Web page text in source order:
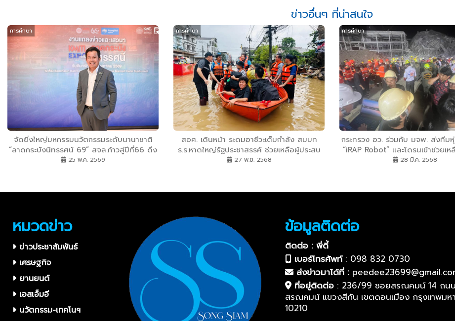
ข่าวอื่นๆ ที่น่าสนใจ
การศึกษา
จัดยิ่งใหญ่มหกรรมนวัตกรรมระดับนานาชาติ
“ลาดกระบังนิทรรศน์ 69” สจล.ก้าวสู่ปีที่66 ดึง
เครือข่ายระดับโลก เปิดพาวิลเลียน AI อวกาศ
ได้จริง พร้อมเซอร์ไพรส์งานวิจัยสุดล้ำ 1-6
25 พ.ค. 2569
การศึกษา
สอศ. เดินหน้า ระดมอาชีวะเต็มกำลัง สมบท
ร.ร.หาดใหญ่รัฐประชาสรรค์ ช่วยเหลือผู้ประสบ
อุทกภัยภาคใต้
27 พ.ย. 2568
การศึกษา
กระทรวง อว. ร่วมกับ มจพ. ส่งทีม
“iRAP Robot” และโดรนเข้าช่วยเ
ภัยฯตึก สตง. ถล่ม
28 มี.ค. 2568
หมวดข่าว
ข่าวประชาสัมพันธ์
เศรษฐกิจ
ยานยนต์
เอสเอ็มอี
นวัตกรรม-เทคโนฯ
ข้อมูลติดต่อ
ติดต่อ : พี่ดี้
เบอร์โทรศัพท์: 098 832 0730
ส่งข่าวมาได้ที่ :
ที่อยู่ติดต่อ: 236/99 ซอยสรณคมน์ 14 ถนน
สรณคมน์ แขวงสีกัน เขตดอนเมือง กรุงเทพมห
10210